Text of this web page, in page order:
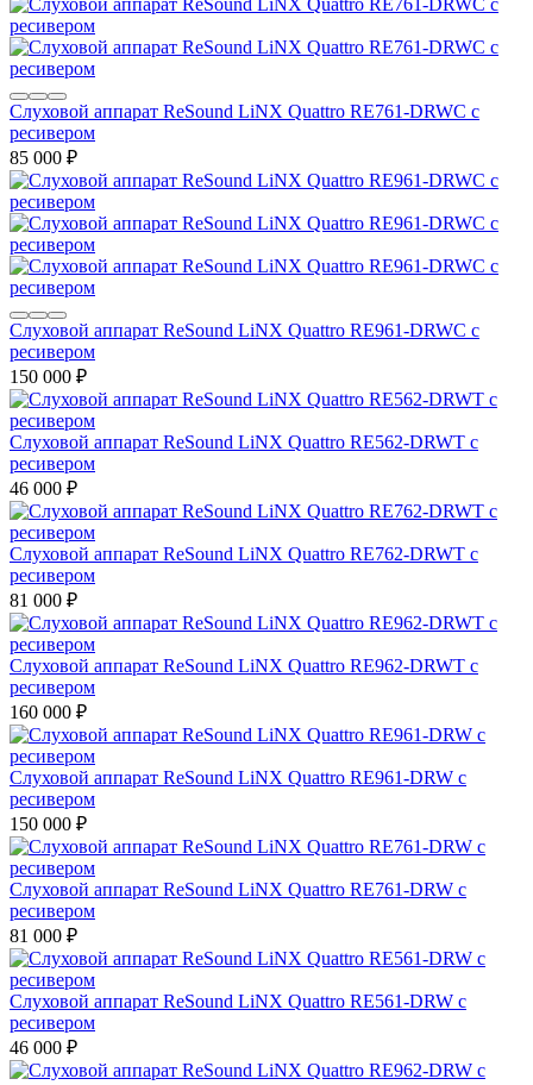
Слуховой аппарат ReSound LiNX Quattro RE761-DRWC с
ресивером
85 000 ₽
Слуховой аппарат ReSound LiNX Quattro RE961-DRWC с
ресивером
150 000 ₽
Слуховой аппарат ReSound LiNX Quattro RE562-DRWT с
ресивером
46 000 ₽
Слуховой аппарат ReSound LiNX Quattro RE762-DRWT с
ресивером
81 000 ₽
Слуховой аппарат ReSound LiNX Quattro RE962-DRWT с
ресивером
160 000 ₽
Слуховой аппарат ReSound LiNX Quattro RE961-DRW с
ресивером
150 000 ₽
Слуховой аппарат ReSound LiNX Quattro RE761-DRW с
ресивером
81 000 ₽
Слуховой аппарат ReSound LiNX Quattro RE561-DRW с
ресивером
46 000 ₽